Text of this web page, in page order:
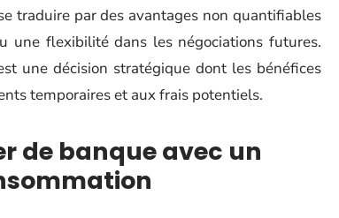
traduire par des avantages non quantifiables
une flexibilité dans les négociations futures.
une décision stratégique dont les bénéfices
temporaires et aux frais potentiels.
de banque avec un